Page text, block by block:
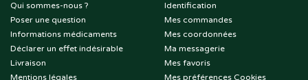
Qui sommes-nous ?
Poser une question
Informations médicaments
Déclarer un effet indésirable
Livraison
Mentions légales
Identification
Mes commandes
Mes coordonnées
Ma messagerie
Mes favoris
Mes préférences Cookies